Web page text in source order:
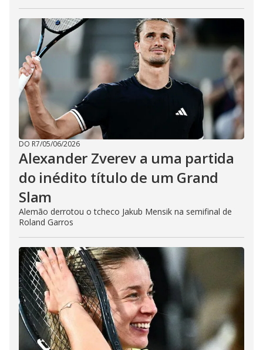
DO R7/05/06/2026
Alexander Zverev a uma partida
do inédito título de um Grand
Slam
Alemão derrotou o tcheco Jakub Mensik na semifinal de
Roland Garros